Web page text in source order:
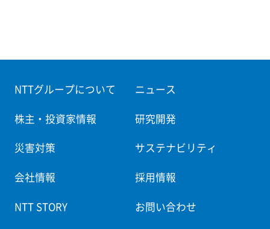
NTTグループについて ニュース
株主・投資家情報 研究開発
災害対策 サステナビリティ
会社情報 採用情報
NTT STORY お問い合わせ